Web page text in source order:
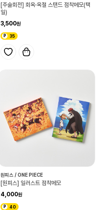
[주술회전] 회옥·옥절 스탠드 점착메모(택
일)
3,500
35
원피스 / ONE PIECE
[원피스] 일러스트 점착메모
4,000
40